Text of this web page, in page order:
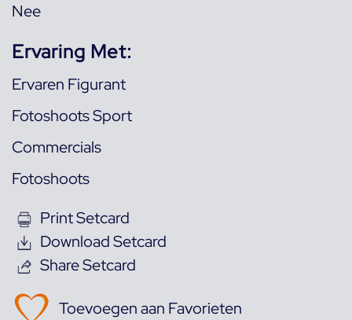
Nee
Ervaring Met:
Ervaren Figurant
Fotoshoots Sport
Commercials
Fotoshoots
Print Setcard
Download Setcard
Share Setcard
Toevoegen aan Favorieten